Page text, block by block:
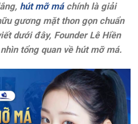
hút mỡ máchính là giải
gương mặt thon gọn chuẩn
dưới đây, Founder Lê Hiền
tổng quan về hút mỡ má.